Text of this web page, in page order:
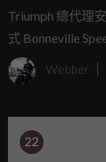
Scrambler 900
Triumph 總代理
式 Bonneville
Scrambler 900，
能一次近距離欣
Webber
22